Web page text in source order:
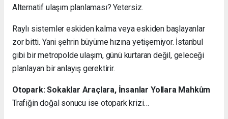
Alternatif ulaşım planlaması? Yetersiz.
Raylı sistemler eskiden kalma veya eskiden başlayanlar
zor bitti. Yani şehrin büyüme hızına yetişemiyor. İstanbul
gibi bir metropolde ulaşım, günü kurtaran değil, geleceği
planlayan bir anlayış gerektirir.
Otopark: Sokaklar Araçlara, İnsanlar Yollara Mahkûm
Trafiğin doğal sonucu ise otopark krizi…